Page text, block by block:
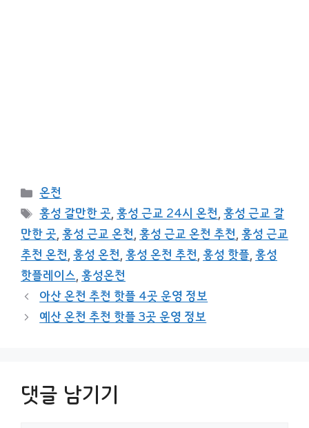
카
테
고
리
온천
태
그
홍성 갈만한 곳,홍성 근교 24시 온천,홍성 근교 갈
만한 곳, 홍성 근교 온천, 홍성 근교 온천 추천, 홍성 근교
추천 온천, 홍성 온천, 홍성 온천 추천, 홍성 핫플, 홍성
핫플레이스, 홍성온천
아산 온천 추천 핫플 4곳 운영 정보
예산 온천 추천 핫플 3곳 운영 정보
댓글 남기기